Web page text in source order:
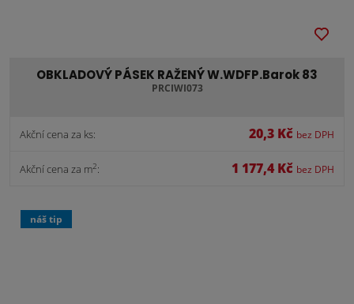
OBKLADOVÝ PÁSEK RAŽENÝ W.WDFP.Barok 83
PRCIWI073
Akční cena za ks: 20,3 Kč bez DPH
Akční cena za m2: 1 177,4 Kč bez DPH
náš tip